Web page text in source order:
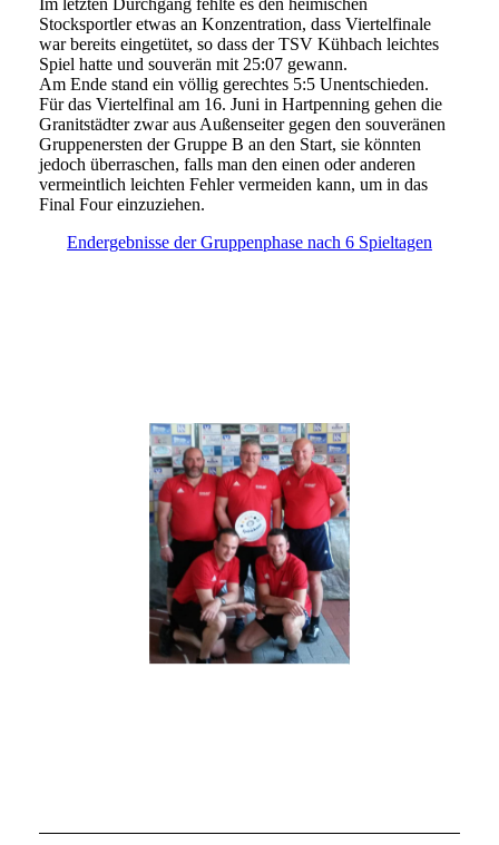
Im letzten Durchgang fehlte es den heimischen
Stocksportler etwas an Konzentration, dass Viertelfinale
war bereits eingetütet, so dass der TSV Kühbach leichtes
Spiel hatte und souverän mit 25:07 gewann.
Am Ende stand ein völlig gerechtes 5:5 Unentschieden.
Für das Viertelfinal am 16. Juni in Hartpenning gehen die
Granitstädter zwar aus Außenseiter gegen den souveränen
Gruppenersten der Gruppe B an den Start, sie könnten
jedoch überraschen, falls man den einen oder anderen
vermeintlich leichten Fehler vermeiden kann, um in das
Final Four einzuziehen.
Endergebnisse der Gruppenphase nach 6 Spieltagen